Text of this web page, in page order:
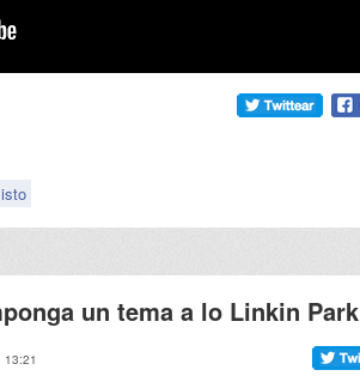
listo
un tema a lo Linkin Park
13:21